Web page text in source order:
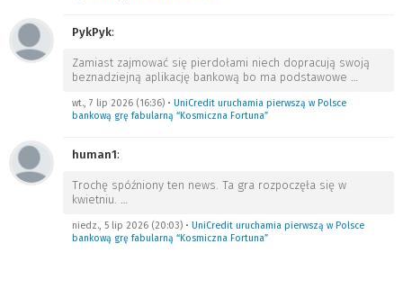
PykPyk:
Zamiast zajmować się pierdołami niech dopracują swoją
beznadziejną aplikację bankową bo ma podstawowe …
wt., 7 lip 2026 (16:36) • UniCredit uruchamia pierwszą w Polsce
bankową grę fabularną “Kosmiczna Fortuna”
human1:
Trochę spóźniony ten news. Ta gra rozpoczęła się w
kwietniu. …
niedz., 5 lip 2026 (20:03) • UniCredit uruchamia pierwszą w Polsce
bankową grę fabularną “Kosmiczna Fortuna”